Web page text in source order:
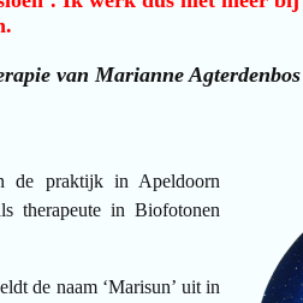
van Marianne
de praktijk in Apeldoorn
therapeute in Biofotonen
de naam ‘Marisun’ uit in